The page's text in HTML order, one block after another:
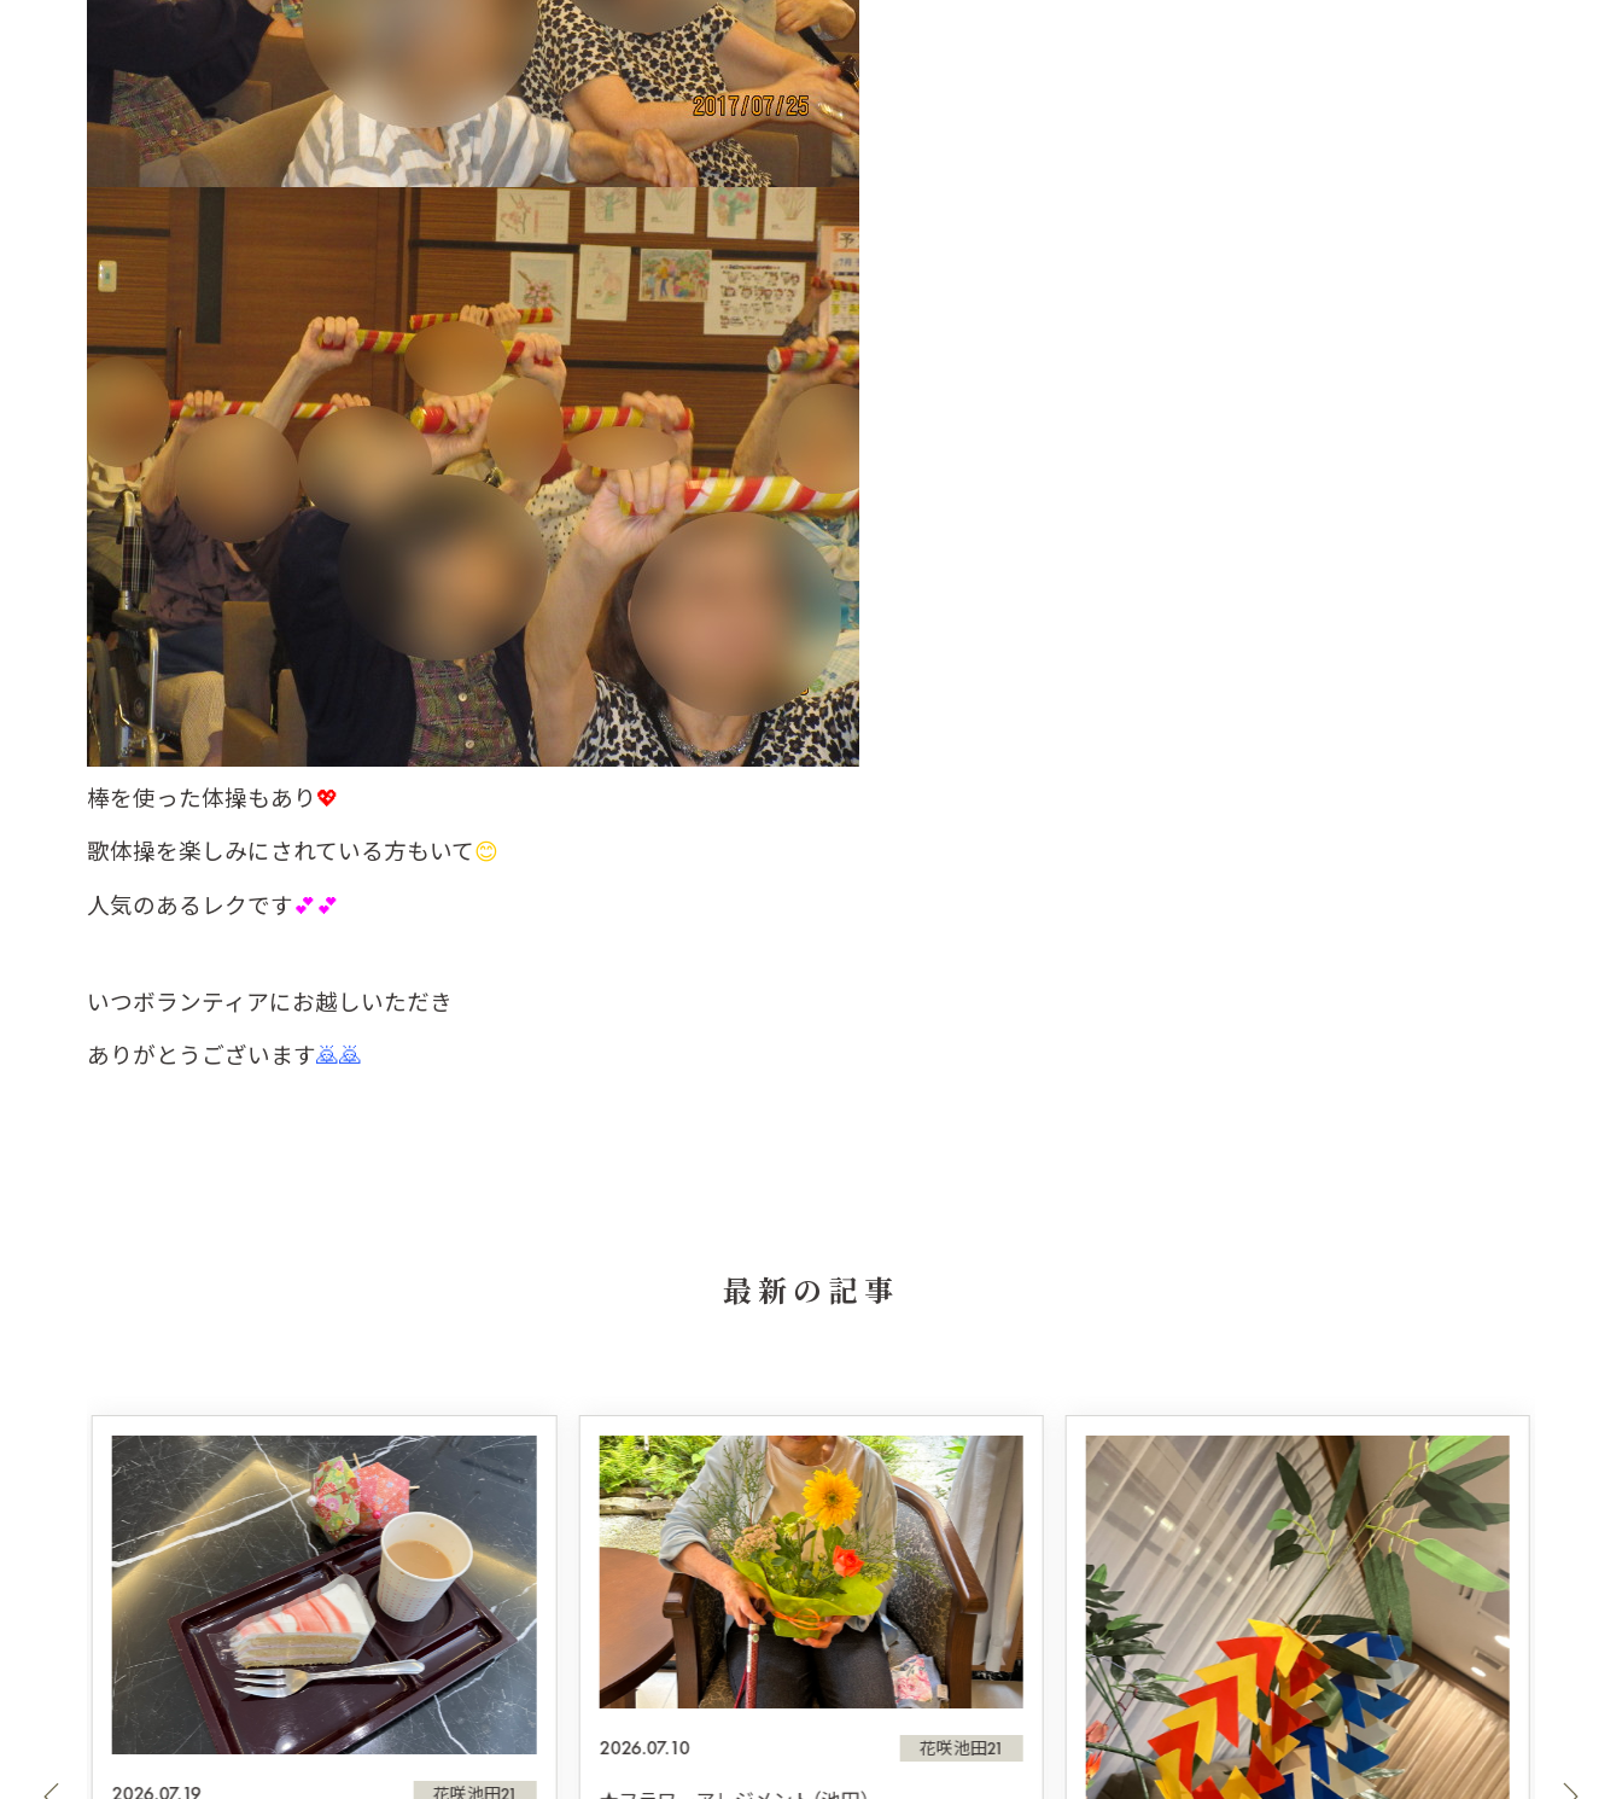
棒を使った体操もあり 💖
歌体操を楽しみにされている方もいて😊
人気のあるレクです💕💕
いつボランティアにお越しいただき
ありがとうございます🙇🙇
最新の記事
2026.07.19 花咲池田21
2026.07.10 花咲池田21